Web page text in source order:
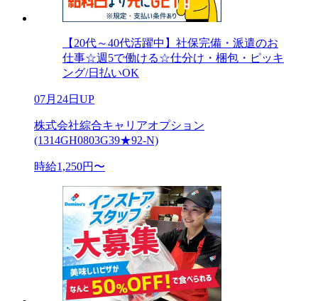
【20代～40代活躍中】社保完備・派遣のお
仕事☆週5で働ける☆仕分け・梱包・ピッキ
ング/日払いOK
07月24日UP
株式会社綜合キャリアオプション
(1314GH0803G39★92-N)
時給1,250円〜